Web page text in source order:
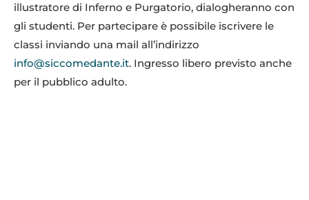
illustratore di Inferno e Purgatorio, dialogheranno con
gli studenti. Per partecipare è possibile iscrivere le
classi inviando una mail all’indirizzo
info@siccomedante.it. Ingresso libero previsto anche
per il pubblico adulto.